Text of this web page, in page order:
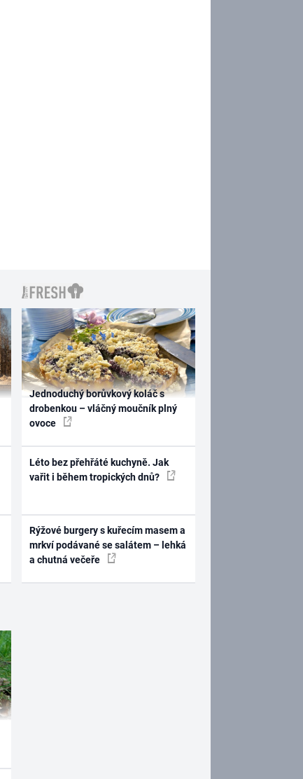
Jednoduchý borůvkový koláč s
drobenkou – vláčný moučník plný
ovoce
Léto bez přehřáté kuchyně. Jak
vařit i během tropických dnů?
Rýžové burgery s kuřecím masem a
mrkví podávané se salátem – lehká
a chutná večeře